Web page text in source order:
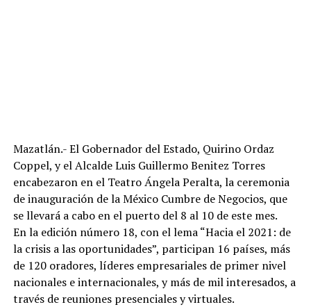
Mazatlán.- El Gobernador del Estado, Quirino Ordaz
Coppel, y el Alcalde Luis Guillermo Benitez Torres
encabezaron en el Teatro Ángela Peralta, la ceremonia
de inauguración de la México Cumbre de Negocios, que
se llevará a cabo en el puerto del 8 al 10 de este mes.
En la edición número 18, con el lema “Hacia el 2021: de
la crisis a las oportunidades”, participan 16 países, más
de 120 oradores, líderes empresariales de primer nivel
nacionales e internacionales, y más de mil interesados, a
través de reuniones presenciales y virtuales.